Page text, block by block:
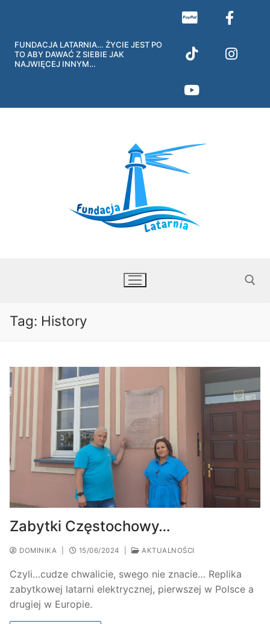
FUNDACJA LATARNIA… ŻYCIE JEST PO
TO ABY DAWAĆ Z SIEBIE JAK
NAJWIĘCEJ INNYM…
Tag: History
Zabytki Częstochowy…
DOMINIKA 15/06/2024 AKTUALNOŚCI
Czyli…cudze chwalicie, swego nie znacie… Replika
zabytkowej latarni elektrycznej, pierwszej w Polsce a
drugiej w Europie.